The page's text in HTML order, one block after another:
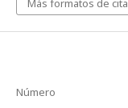
Más formatos de cita
Número